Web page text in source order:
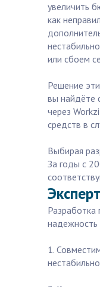
увеличить
как
или сбоем
Решение
вы найдёте
через
средств в
Выбирая
За годы с
Разработка
надежность
1.